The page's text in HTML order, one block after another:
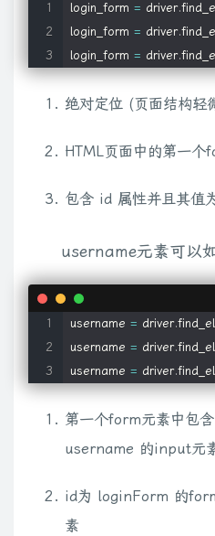
login_form = driver.
login_form = driver.
login_form = driver.
绝对定位 (页面结构轻
HTML页面中的第一个
包含 id 属性并且其值
username元素可以
username = driver.
username = driver.
username = driver.
第一个form元素中包
username 的input元
id为 loginForm 的
素